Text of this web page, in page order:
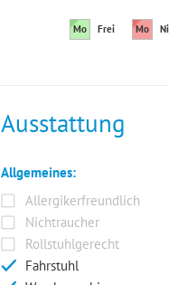
Mo Frei Mo
Ausstattung
Allgemeines:
Allergikerfreundlich
Nichtraucher
Rollstuhlgerecht
Fahrstuhl